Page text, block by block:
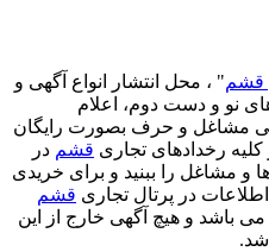
قشم" ، محل انتشار انواع آگهی و
نو و دست‌ دوم، اعلام
مشاغل و حرف بصورت رایگان
کلیه رخدادهای تجاری قشم در
و مشاغل را ببنید و برای خریدی
در پرتال تجاری قشم
می باشد و هیچ آگهی خارج از این
شد.